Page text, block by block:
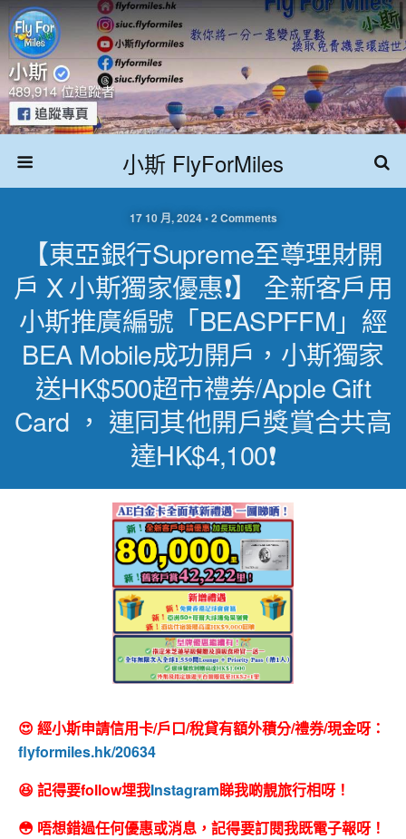
小斯 FlyForMiles
17 10 月, 2024 • 2 Comments
【東亞銀行Supreme至尊理財開
戶 X 小斯獨家優惠❗】 全新客戶用
小斯推廣編號「BEASPFFM」經
BEA Mobile成功開戶，小斯獨家
送HK$500超市禮券/Apple Gift
Card ， 連同其他開戶獎賞合共高
達HK$4,100❗
😍 經小斯申請信用卡/戶口/稅貸有額外積分/禮券/現金呀：
flyformiles.hk/20634
😆 記得要follow埋我Instagram睇我啲靚旅行相呀！
😳 唔想錯過任何優惠或消息，記得要訂閱我既電子報呀！